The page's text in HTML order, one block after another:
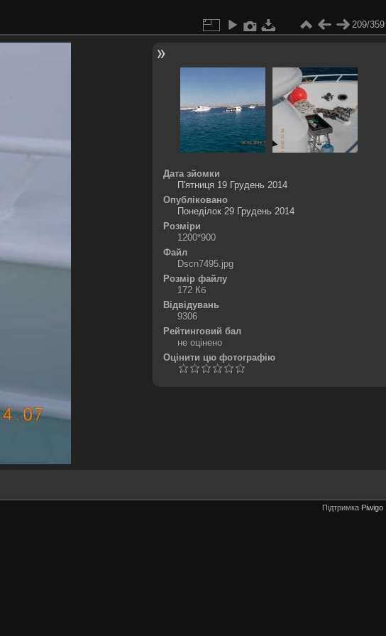
209/359
Дата зйомки
П'ятниця 19 Грудень 2014
Опубліковано
Понеділок 29 Грудень 2014
Розміри
1200*900
Файл
Dscn7495.jpg
Розмір файлу
172 Кб
Відвідувань
9306
Рейтинговий бал
не оцінено
Оцінити цю фотографію
Підтримка Piwigo